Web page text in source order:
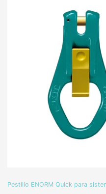
Pestillo ENORM Quick para